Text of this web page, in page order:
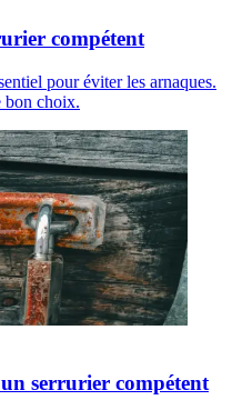
compétent
pour éviter les arnaques.
bon choix.
serrurier compétent